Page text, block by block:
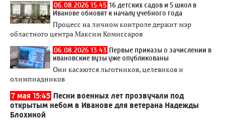
06.08.2026 15:45 16 детских садов и 5 школ в
Иванове обновят к началу учебного года
Процесс на личном контроле держит мэр
областного центра Максим Комиссаров
06.08.2026 13:43 Первые приказы о зачислении в
ивановские вузы уже опубликованы
Они касаются льготников, целевиков и
олимпиадников
7 мая 15:45 Песни военных лет прозвучали под
открытым небом в Иванове для ветерана Надежды
Блохиной